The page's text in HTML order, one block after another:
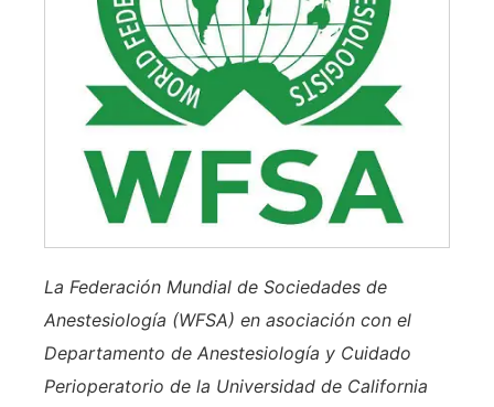
La Federación Mundial de Sociedades de
Anestesiología (WFSA) en asociación con el
Departamento de Anestesiología y Cuidado
Perioperatorio de la Universidad de California